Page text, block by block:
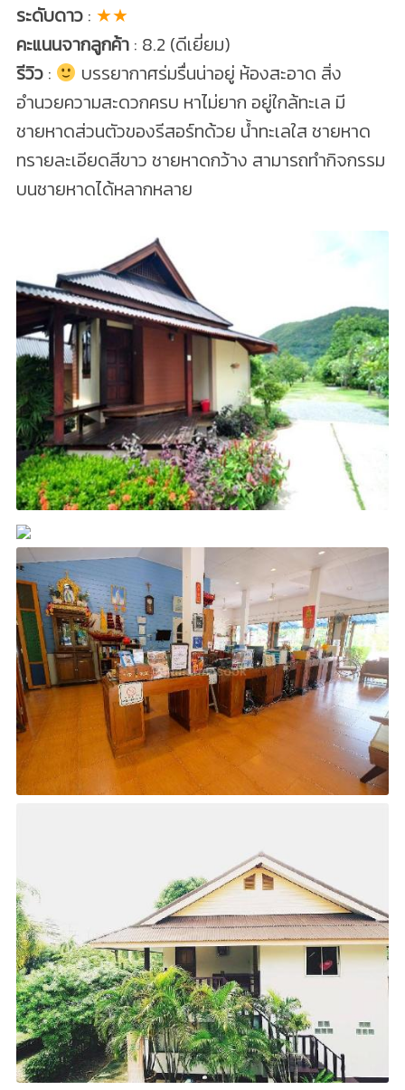
ระดับดาว: ★★
คะแนนจากลูกค้า: 8.2 (ดีเยี่ยม)
รีวิว:
บรรยากาศร่มรื่นน่าอยู่ ห้องสะอาด สิ่ง
อำนวยความสะดวกครบ หาไม่ยาก อยู่ใกล้ทะเล มี
ชายหาดส่วนตัวของรีสอร์ทด้วย น้ำทะเลใส ชายหาด
ทรายละเอียดสีขาว ชายหาดกว้าง สามารถทำกิจกรรม
บนชายหาดได้หลากหลาย